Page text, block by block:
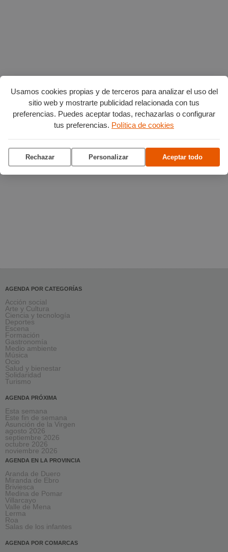
Usamos cookies propias y de terceros para analizar el uso del
sitio web y mostrarte publicidad relacionada con tus
preferencias. Puedes aceptar todas, rechazarlas o configurar
tus preferencias. Política de cookies
Rechazar Personalizar Aceptar todo
AGENDA POR CATEGORÍAS
Acción social
Arte y Cultura
Ciencia y tecnología
Deportes
Escena
Formación
Gastronomía
Medio ambiente
Música
Ocio
Salud y bienestar
Solidaridad
Turismo
AGENDA PRÓXIMA
Esta semana
Este fin de semana
Asunción de la Virgen
agosto 2026
septiembre 2026
octubre 2026
noviembre 2026
AGENDA EN LA PROVINCIA
Aranda de Duero
Miranda de Ebro
Briviesca
Medina de Pomar
Villarcayo
Valle de Mena
Lerma
Roa
Salas de los infantes
AGENDA POR COMARCAS